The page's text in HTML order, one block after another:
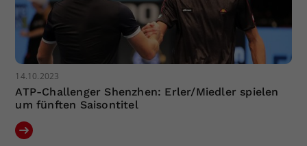
14.10.2023
ATP-Challenger Shenzhen: Erler/Miedler spielen
um fünften Saisontitel